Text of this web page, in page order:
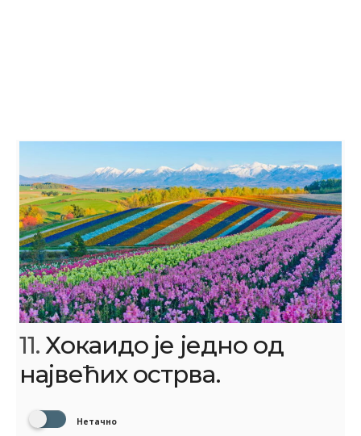
11.Хокаидо је једно од
највећих острва.
Нетачно